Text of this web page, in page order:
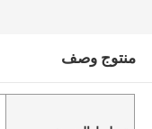
منتوج وصف